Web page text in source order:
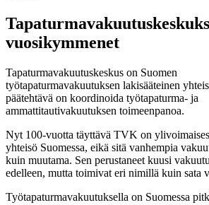
vuosikymmenet
Tapaturmavakuutuskeskus on Suomen
työtapaturmavakuutuksen lakisääteinen
päätehtävä on koordinoida työtapaturma- ja
ammattitautivakuutuksen toimeenpanoa.
Nyt 100-vuotta täyttävä TVK on
yhteisö Suomessa, eikä sitä vanhempia
kuin muutama. Sen perustaneet kuusi
edelleen, mutta toimivat eri nimillä kuin sata
Työtapaturmavakuutuksella on Suomessa